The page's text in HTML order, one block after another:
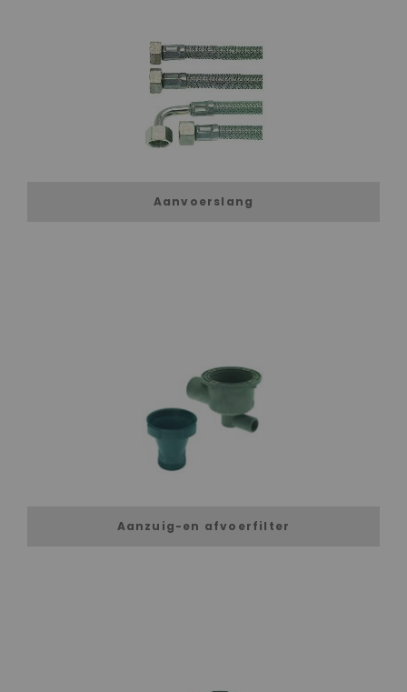
Aanvoerslang
Aanzuig-en afvoerfilter